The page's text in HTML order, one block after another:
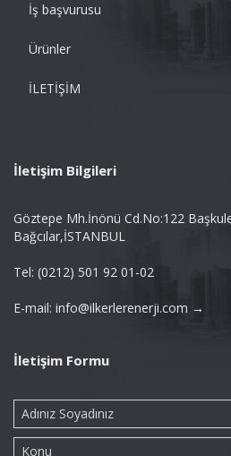
İş başvurusu
Ürünler
İLETİŞİM
İletişim Bilgileri
Göztepe Mh.İnönü Cd.No:122
Bağcılar,İSTANBUL
Tel: (0212) 501 92 01-02
E-mail: info@ilkerlerenerji.com →
İletişim Formu